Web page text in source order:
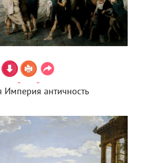
Империя античность